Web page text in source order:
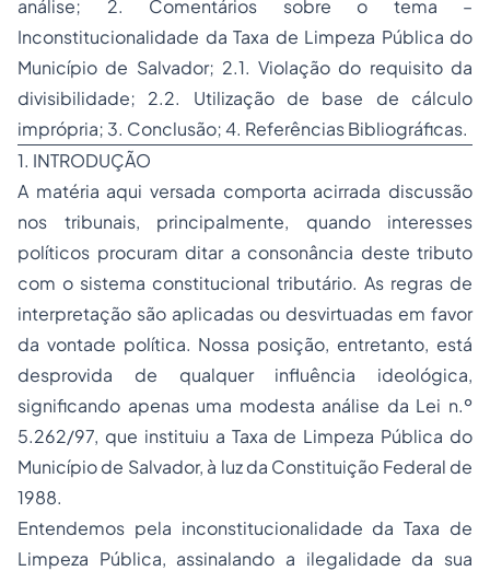
análise; 2. Comentários sobre o tema –
Inconstitucionalidade da Taxa de Limpeza Pública do
Município de Salvador; 2.1. Violação do requisito da
divisibilidade; 2.2. Utilização de base de cálculo
imprópria; 3. Conclusão; 4. Referências Bibliográficas.
1. INTRODUÇÃO
A matéria aqui versada comporta acirrada discussão
nos tribunais, principalmente, quando interesses
políticos procuram ditar a consonância deste tributo
com o sistema constitucional tributário. As regras de
interpretação são aplicadas ou desvirtuadas em favor
da vontade política. Nossa posição, entretanto, está
desprovida de qualquer influência ideológica,
significando apenas uma modesta análise da Lei n.º
5.262/97, que instituiu a Taxa de Limpeza Pública do
Município de Salvador, à luz da Constituição Federal de
1988.
Entendemos pela inconstitucionalidade da Taxa de
Limpeza Pública, assinalando a ilegalidade da sua